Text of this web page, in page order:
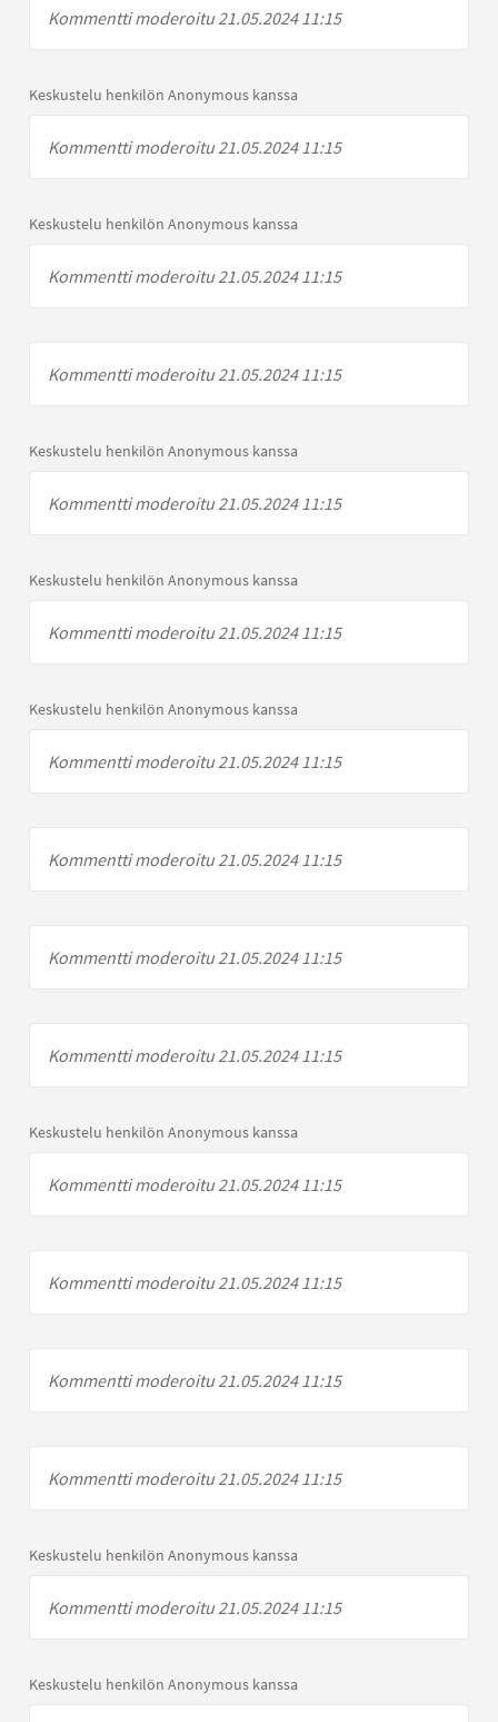
Kommentti moderoitu 21.05.2024 11:15
Keskustelu henkilön Anonymous kanssa
Kommentti moderoitu 21.05.2024 11:15
Keskustelu henkilön Anonymous kanssa
Kommentti moderoitu 21.05.2024 11:15
Kommentti moderoitu 21.05.2024 11:15
Keskustelu henkilön Anonymous kanssa
Kommentti moderoitu 21.05.2024 11:15
Keskustelu henkilön Anonymous kanssa
Kommentti moderoitu 21.05.2024 11:15
Keskustelu henkilön Anonymous kanssa
Kommentti moderoitu 21.05.2024 11:15
Kommentti moderoitu 21.05.2024 11:15
Kommentti moderoitu 21.05.2024 11:15
Kommentti moderoitu 21.05.2024 11:15
Keskustelu henkilön Anonymous kanssa
Kommentti moderoitu 21.05.2024 11:15
Kommentti moderoitu 21.05.2024 11:15
Kommentti moderoitu 21.05.2024 11:15
Kommentti moderoitu 21.05.2024 11:15
Keskustelu henkilön Anonymous kanssa
Kommentti moderoitu 21.05.2024 11:15
Keskustelu henkilön Anonymous kanssa